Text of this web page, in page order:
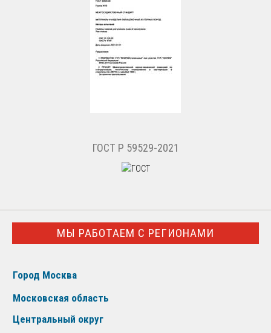
ГОСТ Р 59529-2021
МЫ РАБОТАЕМ С РЕГИОНАМИ
Город Москва
Московская область
Центральный округ